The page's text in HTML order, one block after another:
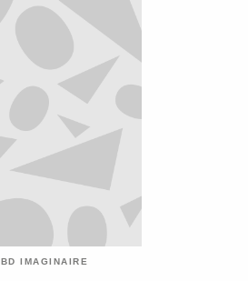
BD IMAGINAIRE